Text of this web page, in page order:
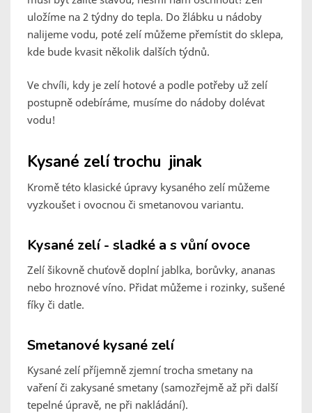
uložíme na 2 týdny do tepla. Do žlábku u nádoby
nalijeme vodu, poté zelí můžeme přemístit do sklepa,
kde bude kvasit několik dalších týdnů.
Ve chvíli, kdy je zelí hotové a podle potřeby už zelí
postupně odebíráme, musíme do nádoby dolévat
vodu!
Kysané zelí trochu jinak
Kromě této klasické úpravy kysaného zelí můžeme
vyzkoušet i ovocnou či smetanovou variantu.
Kysané zelí - sladké a s vůní ovoce
Zelí šikovně chuťově doplní jablka, borůvky, ananas
nebo hroznové víno. Přidat můžeme i rozinky, sušené
fíky či datle.
Smetanové kysané zelí
Kysané zelí příjemně zjemní trocha smetany na
vaření či zakysané smetany (samozřejmě až při další
tepelné úpravě, ne při nakládání).